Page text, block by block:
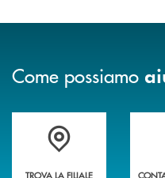
Come possiamo
Accedi all' elenco completo
TROVA LA FILIALE
Hai